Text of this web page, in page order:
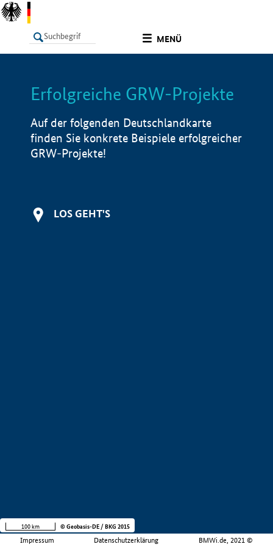
MENÜ
LISTE Info
Erfolgreiche GRW-Projekte
Auf der folgenden Deutschlandkarte
finden Sie konkrete Beispiele erfolgreicher
GRW-Projekte!
LOS GEHT'S
Impressum Datenschutzerklärung BMWi.de, 2021 ©
100 km © Geobasis-DE / BKG 2015